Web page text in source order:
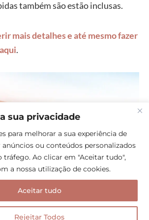
sua privacidade
para melhorar a sua experiência de
anúncios ou conteúdos personalizados
tráfego. Ao clicar em "Aceitar tudo",
a nossa utilização de cookies.
Rejeitar Todos
Aceitar tudo
também são estão inclusas.
mais detalhes e até mesmo fazer
.